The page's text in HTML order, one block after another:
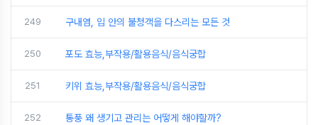
249 구내염, 입 안의 불청객을 다스리는 모든 것
250 포도 효능,부작용/활용음식/음식궁합
251 키위 효능,부작용/활용음식/음식궁합
252 통풍 왜 생기고 관리는 어떻게 해야할까?